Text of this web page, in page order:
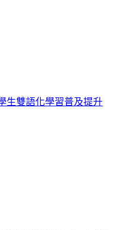
生雙語化學習普及提升